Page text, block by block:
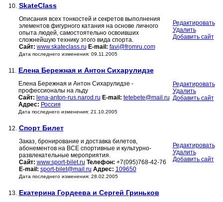
10. SkateClass
Описания всех тонкостей и секретов выполнения
элементов фигурного катания на основе личного
опыта людей, самостоятельно освоивших
сложнейшую технику этого вида спорта.
Сайт: www.skateclass.ru E-mail: favi@fromru.com
Дата последнего изменения: 09.11.2005
Редактировать
Удалить
Добавить сайт
11. Елена Бережная и Антон Сихарулидзе
Елена Бережная и Антон Сихарулидзе -
профессионалы на льду
Сайт: lena-anton-rus.narod.ru E-mail: tetebete@mail.ru
Адрес: Россия
Дата последнего изменения: 21.10.2005
Редактировать
Удалить
Добавить сайт
12. Спорт Билет
Заказ, бронирование и доставка билетов,
абонементов на ВСЕ спортивные и культурно-
развлекательные мероприятия.
Сайт: www.sport-bilet.ru Телефон: +7(095)768-42-76
E-mail: sport-bilet@mail.ru Адрес: 109650
Дата последнего изменения: 28.02.2005
Редактировать
Удалить
Добавить сайт
13. Екатерина Гордеева и Сергей Гриньков